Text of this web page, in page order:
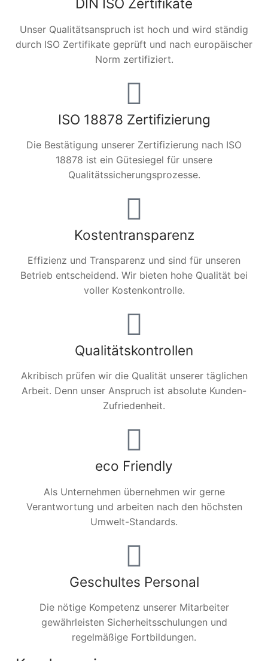
DIN ISO Zertifikate
Unser Qualitätsanspruch ist hoch und wird ständig
durch ISO Zertifikate geprüft und nach europäischer
Norm zertifiziert.
ISO 18878 Zertifizierung
Die Bestätigung unserer Zertifizierung nach ISO
18878 ist ein Gütesiegel für unsere
Qualitätssicherungsprozesse.
Kostentransparenz
Effizienz und Transparenz und sind für unseren
Betrieb entscheidend. Wir bieten hohe Qualität bei
voller Kostenkontrolle.
Qualitätskontrollen
Akribisch prüfen wir die Qualität unserer täglichen
Arbeit. Denn unser Anspruch ist absolute Kunden-
Zufriedenheit.
eco Friendly
Als Unternehmen übernehmen wir gerne
Verantwortung und arbeiten nach den höchsten
Umwelt-Standards.
Geschultes Personal
Die nötige Kompetenz unserer Mitarbeiter
gewährleisten Sicherheitsschulungen und
regelmäßige Fortbildungen.